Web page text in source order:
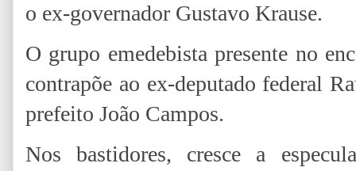
o ex-governador Gustavo Krause.
O grupo emedebista presente no
contrapõe ao ex-deputado federal
prefeito João Campos.
Nos bastidores, cresce a